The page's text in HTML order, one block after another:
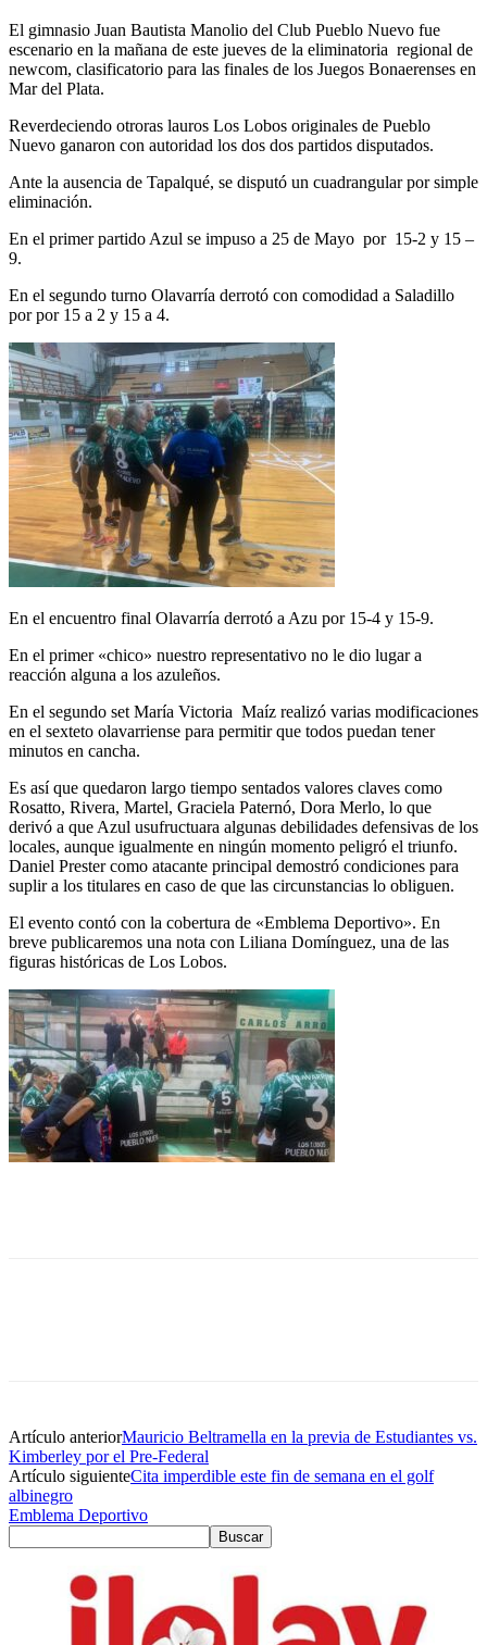
El gimnasio Juan Bautista Manolio del Club Pueblo Nuevo fue
escenario en la mañana de este jueves de la eliminatoria regional de
newcom, clasificatorio para las finales de los Juegos Bonaerenses en
Mar del Plata.
Reverdeciendo otroras lauros Los Lobos originales de Pueblo
Nuevo ganaron con autoridad los dos dos partidos disputados.
Ante la ausencia de Tapalqué, se disputó un cuadrangular por simple
eliminación.
En el primer partido Azul se impuso a 25 de Mayo por 15-2 y 15 –
9.
En el segundo turno Olavarría derrotó con comodidad a Saladillo
por por 15 a 2 y 15 a 4.
En el encuentro final Olavarría derrotó a Azu por 15-4 y 15-9.
En el primer «chico» nuestro representativo no le dio lugar a
reacción alguna a los azuleños.
En el segundo set María Victoria Maíz realizó varias modificaciones
en el sexteto olavarriense para permitir que todos puedan tener
minutos en cancha.
Es así que quedaron largo tiempo sentados valores claves como
Rosatto, Rivera, Martel, Graciela Paternó, Dora Merlo, lo que
derivó a que Azul usufructuara algunas debilidades defensivas de los
locales, aunque igualmente en ningún momento peligró el triunfo.
Daniel Prester como atacante principal demostró condiciones para
suplir a los titulares en caso de que las circunstancias lo obliguen.
El evento contó con la cobertura de «Emblema Deportivo». En
breve publicaremos una nota con Liliana Domínguez, una de las
figuras históricas de Los Lobos.
Artículo anteriorMauricio Beltramella en la previa de Estudiantes vs.
Kimberley por el Pre-Federal
Artículo siguienteCita imperdible este fin de semana en el golf
albinegro
Emblema Deportivo